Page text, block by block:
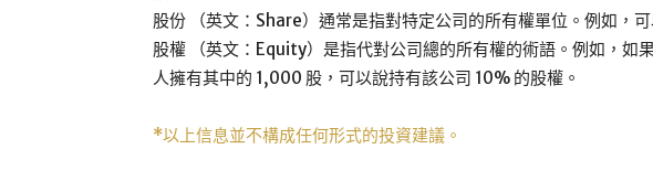
股份 （英文：Share）通常是指對特定公司的所有權單位。例如，
股權 （英文：Equity）是指代對公司總的所有權的術語。例如，如
人擁有其中的 1,000 股，可以說持有該公司 10% 的股權。
*以上信息並不構成任何形式的投資建議。